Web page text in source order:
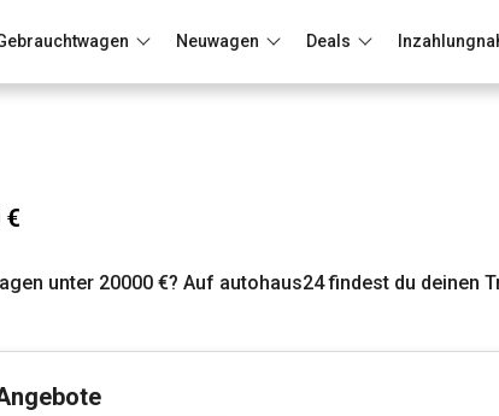
Neuwagen Deals
€
unter 20000 €? Auf autohaus24 findest du deinen